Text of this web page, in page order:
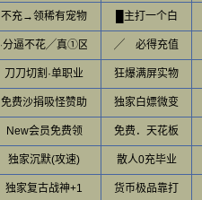
不充→领稀有宠物 █主打一个白
·分逼不花╱真①区 ╱ 必得充值
刀刀切割·单职业 狂爆满屏实物
免费沙捐吸怪赞助 独家白嫖微变
New会员免费领 免费．天花板
独家沉默(攻速) 散人0充毕业
独家复古战神+1 货币极品靠打